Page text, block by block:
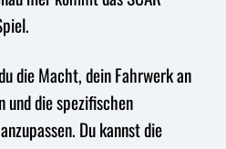
die Macht, dein Fahrwerk an
und die spezifischen
Du kannst die